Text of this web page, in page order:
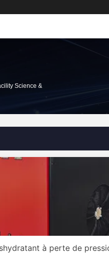
Science &
à perte de